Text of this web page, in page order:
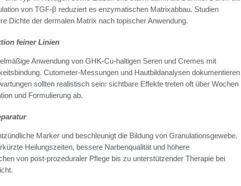
von TGF-β reduziert es enzymatischen Matrixabbau. Studien
Dichte der dermalen Matrix nach topischer Anwendung.
feiner Linien
Anwendung von GHK-Cu-haltigen Seren und Cremes mit
Cutometer-Messungen und Hautbildanalysen dokumentieren
sollten realistisch sein: sichtbare Effekte treten oft über Wochen
und Formulierung ab.
Marker und beschleunigt die Bildung von Granulationsgewebe.
Heilungszeiten, bessere Narbenqualität und höhere
von post-prozeduraler Pflege bis zu unterstützender Therapie bei